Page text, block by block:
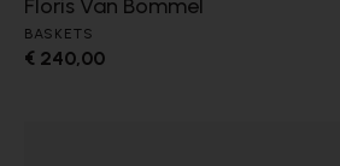
Floris Van Bommel
BASKETS
€ 240,00